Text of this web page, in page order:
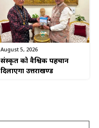
August 5, 2026
संस्कृत को वैश्विक पहचान
दिलाएगा उत्तराखण्ड